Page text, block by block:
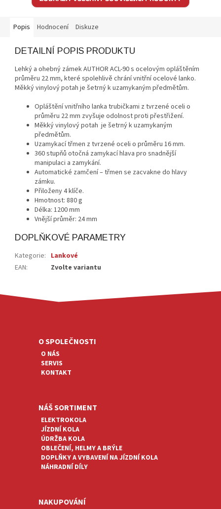
Popis Hodnocení Diskuze
DETAILNÍ POPIS PRODUKTU
Lehký a ohebný zámek AUTHOR ACL-90 s ocelovým opláštěním
průměru 22 mm, které spolehlivě chrání vnitřní ocelové lanko.
Měkký vinylový potah je šetrný k uzamykaným předmětům.
Opláštění vnitřního lanka trubičkami z tvrzené oceli o
průměru 22 mm zvyšuje odolnost proti přestřižení.
Měkký vinylový potah je šetrný k uzamykaným
předmětům.
Uzamykací třmen z tvrzené oceli o průměru 16 mm.
360 stupňů otočná zamykací hlava pro snadnější
manipulaci a zamykání.
Automatické zamčení – třmen se zacvakne do hlavy
zámku.
Přiloženy 4 klíče.
Hmotnost: 880 g
Délka: 1200 mm
Vnější průměr: 24 mm
DOPLŇKOVÉ PARAMETRY
Kategorie: Lankové
EAN: Zvolte variantu
O SPOLEČNOSTI
O NÁS
SERVIS
KONTAKT
NÁŠ SORTIMENT
ELEKTROKOLA
JÍZDNÍ KOLA
ÚDRŽBA KOLA
OBLEČENÍ, HELMY A BRÝLE
DOPLŇKY A VYBAVENÍ NA JÍZDNÍ KOLA
NÁHRADNÍ DÍLY
NAKUPOVÁNÍ